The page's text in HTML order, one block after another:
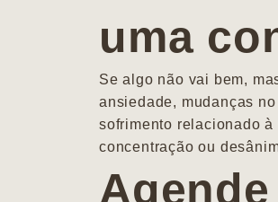
uma
Se algo não vai bem,
ansiedade, mudanças
sofrimento relacionado
concentração ou